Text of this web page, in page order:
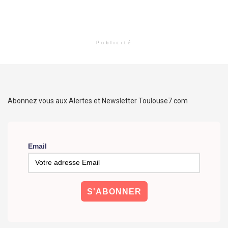
Publicité
Abonnez vous aux Alertes et Newsletter Toulouse7.com
Email